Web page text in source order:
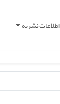
اطلاعات نشریه